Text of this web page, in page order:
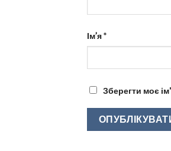
Ім’я*
Зберегти моє